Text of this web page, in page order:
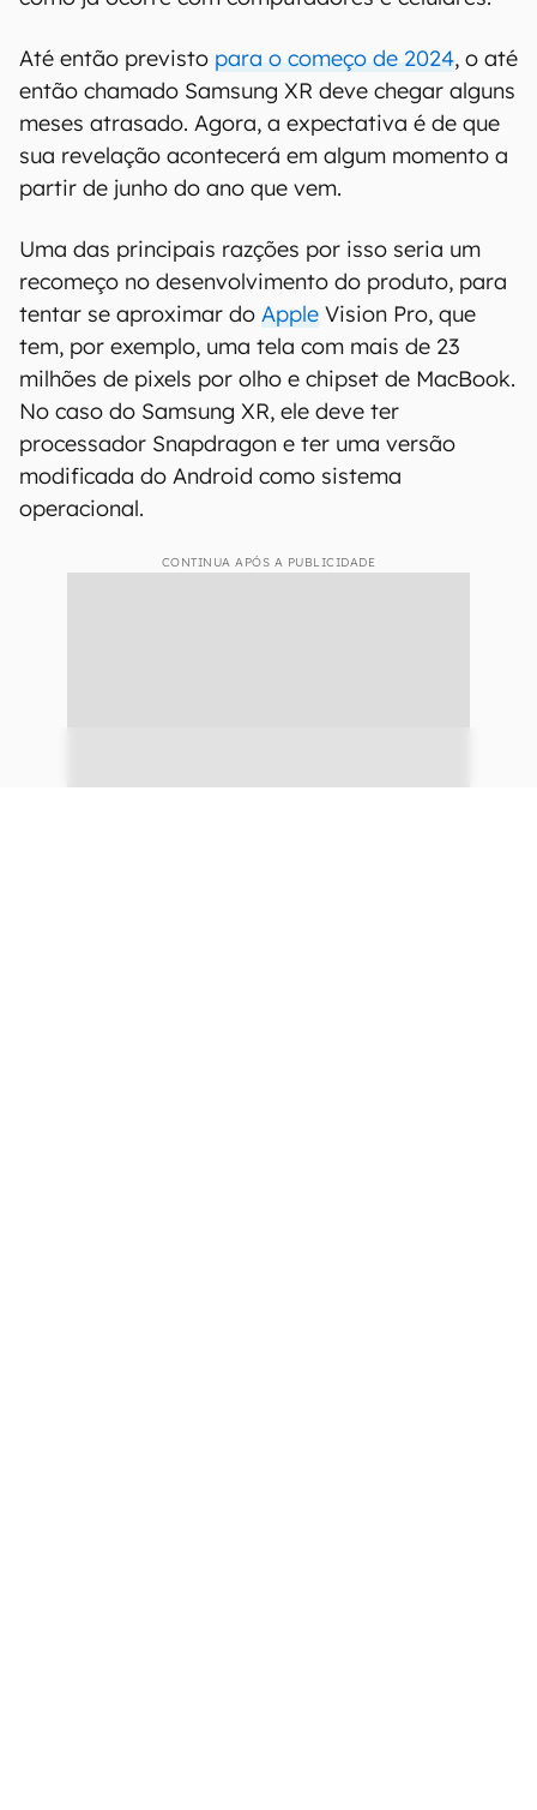
Até então previsto para o começo de 2024, o até
então chamado Samsung XR deve chegar alguns
meses atrasado. Agora, a expectativa é de que
sua revelação acontecerá em algum momento a
partir de junho do ano que vem.
Uma das principais razções por isso seria um
recomeço no desenvolvimento do produto, para
tentar se aproximar do Apple Vision Pro, que
tem, por exemplo, uma tela com mais de 23
milhões de pixels por olho e chipset de MacBook.
No caso do Samsung XR, ele deve ter
processador Snapdragon e ter uma versão
modificada do Android como sistema
operacional.
CONTINUA APÓS A PUBLICIDADE